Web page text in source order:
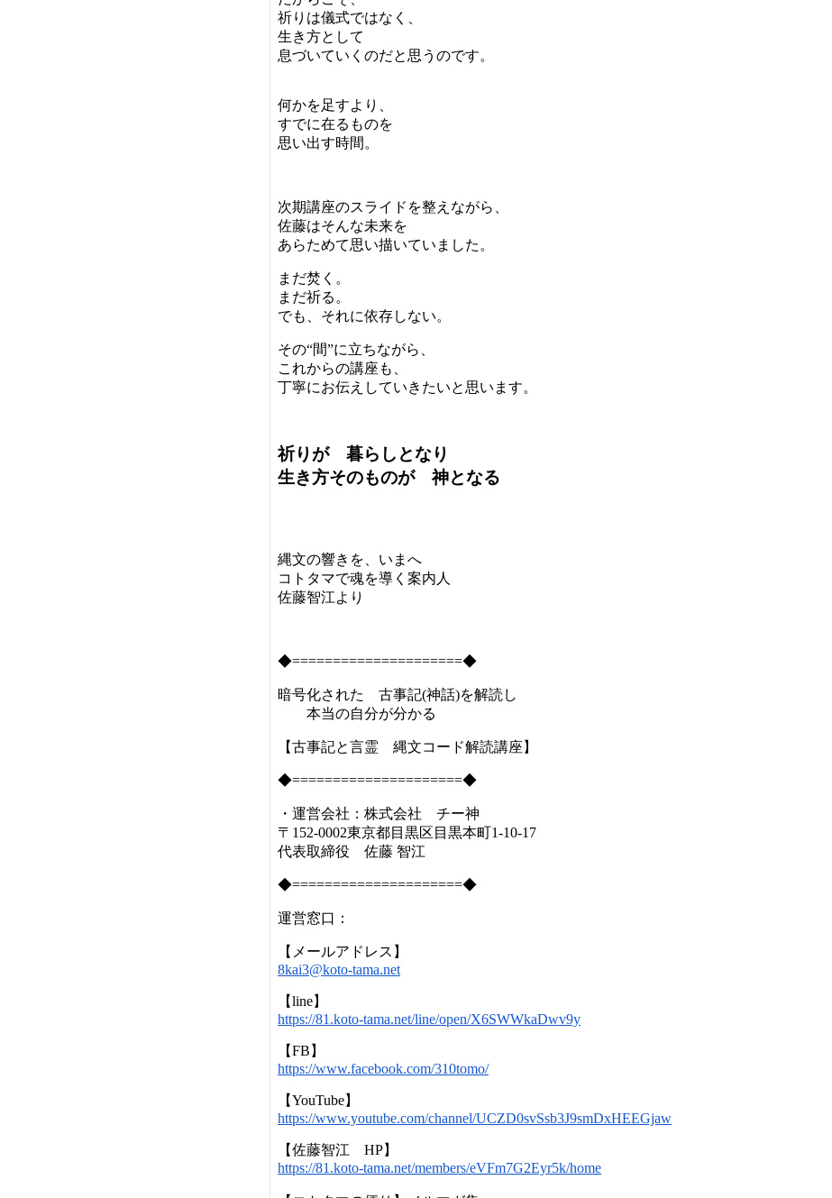
祈りは儀式ではなく、
生き方として
息づいていくのだと思うのです。
何かを足すより、
すでに在るものを
思い出す時間。
次期講座のスライドを整えながら、
佐藤はそんな未来を
あらためて思い描いていました。
まだ焚く。
まだ祈る。
でも、それに依存しない。
その“間”に立ちながら、
これからの講座も、
丁寧にお伝えしていきたいと思います。
祈りが 暮らしとなり
生き方そのものが 神となる
縄文の響きを、いまへ
コトタマで魂を導く案内人
佐藤智江より
◆=====================◆
暗号化された 古事記(神話)を解読し
本当の自分が分かる
【古事記と言霊 縄文コード解読講座】
◆=====================◆
・運営会社：株式会社 チー神
〒152-0002東京都目黒区目黒本町1-10-17
代表取締役 佐藤 智江
◆=====================◆
運営窓口：
【メールアドレス】
8kai3@koto-tama.net
【line】
https://81.koto-tama.net/line/open/X6SWWkaDwv9y
【FB】
https://www.facebook.com/310tomo/
【YouTube】
https://www.youtube.com/channel/UCZD0svSsb3J9smDxHEEGjaw
【佐藤智江 HP】
https://81.koto-tama.net/members/eVFm7G2Eyr5k/home